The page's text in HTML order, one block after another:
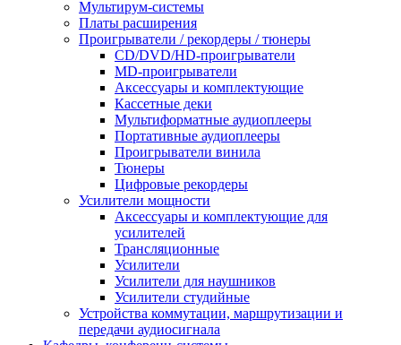
Мультирум-системы
Платы расширения
Проигрыватели / рекордеры / тюнеры
CD/DVD/HD-проигрыватели
MD-проигрыватели
Аксессуары и комплектующие
Кассетные деки
Мультиформатные аудиоплееры
Портативные аудиоплееры
Проигрыватели винила
Тюнеры
Цифровые рекордеры
Усилители мощности
Аксессуары и комплектующие для
усилителей
Трансляционные
Усилители
Усилители для наушников
Усилители студийные
Устройства коммутации, маршрутизации и
передачи аудиосигнала